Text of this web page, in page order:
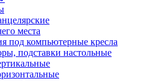
места
под компьютерные кресла
подставки настольные